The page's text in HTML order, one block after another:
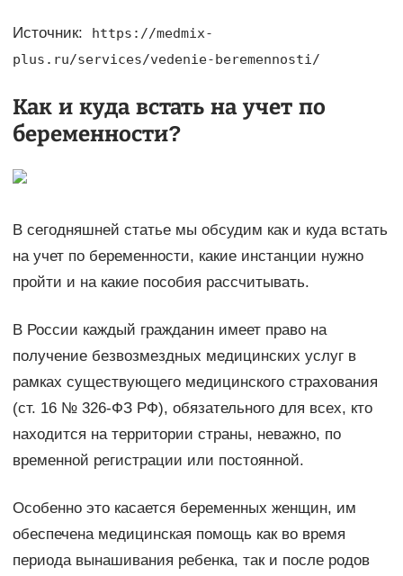
Источник:
https://medmix-
plus.ru/services/vedenie-beremennosti/
Как и куда встать на учет по
беременности?
В сегодняшней статье мы обсудим как и куда встать
на учет по беременности, какие инстанции нужно
пройти и на какие пособия рассчитывать.
В России каждый гражданин имеет право на
получение безвозмездных медицинских услуг в
рамках существующего медицинского страхования
(ст. 16 № 326-ФЗ РФ), обязательного для всех, кто
находится на территории страны, неважно, по
временной регистрации или постоянной.
Особенно это касается беременных женщин, им
обеспечена медицинская помощь как во время
периода вынашивания ребенка, так и после родов